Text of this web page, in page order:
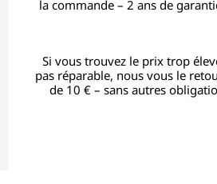
la commande – 2 ans de
Si vous trouvez le prix trop
pas réparable, nous vous le
de 10 € – sans autres